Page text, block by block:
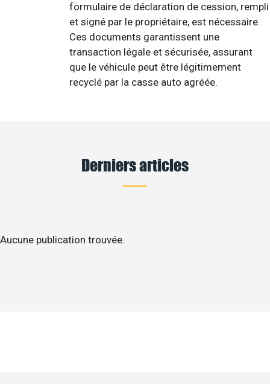
formulaire de déclaration de cession, rempli
et signé par le propriétaire, est nécessaire.
Ces documents garantissent une
transaction légale et sécurisée, assurant
que le véhicule peut être légitimement
recyclé par la casse auto agréée.
Derniers articles
Aucune publication trouvée.